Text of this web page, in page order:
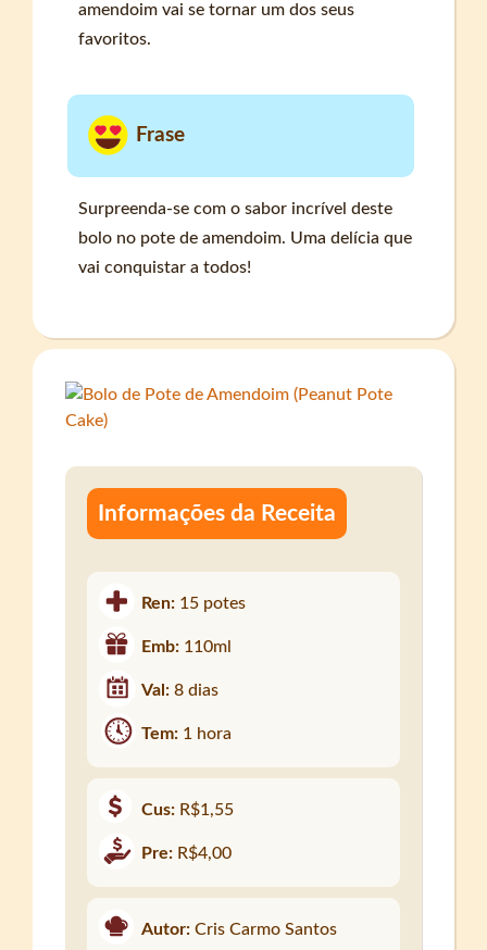
amendoim vai se tornar um dos seus
favoritos.
Frase
Surpreenda-se com o sabor incrível deste
bolo no pote de amendoim. Uma delícia que
vai conquistar a todos!
Informações da Receita
Ren: 15 potes
Emb: 110ml
Val:8 dias
Tem: 1 hora
Cus: R$1,55
Pre: R$4,00
Autor: Cris Carmo Santos